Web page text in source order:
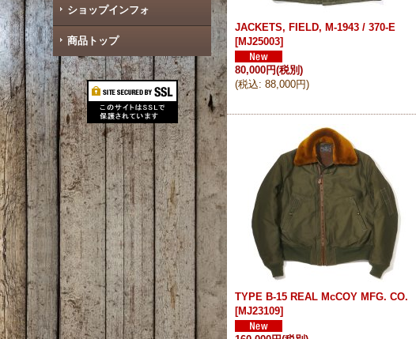
ショップインフォ
商品トップ
JACKETS, FIELD, M-1943 / 370-E
[MJ25003]
80,000円(税別)
(税込: 88,000円)
TYPE B-15 REAL McCOY MFG. CO.
[MJ23109]